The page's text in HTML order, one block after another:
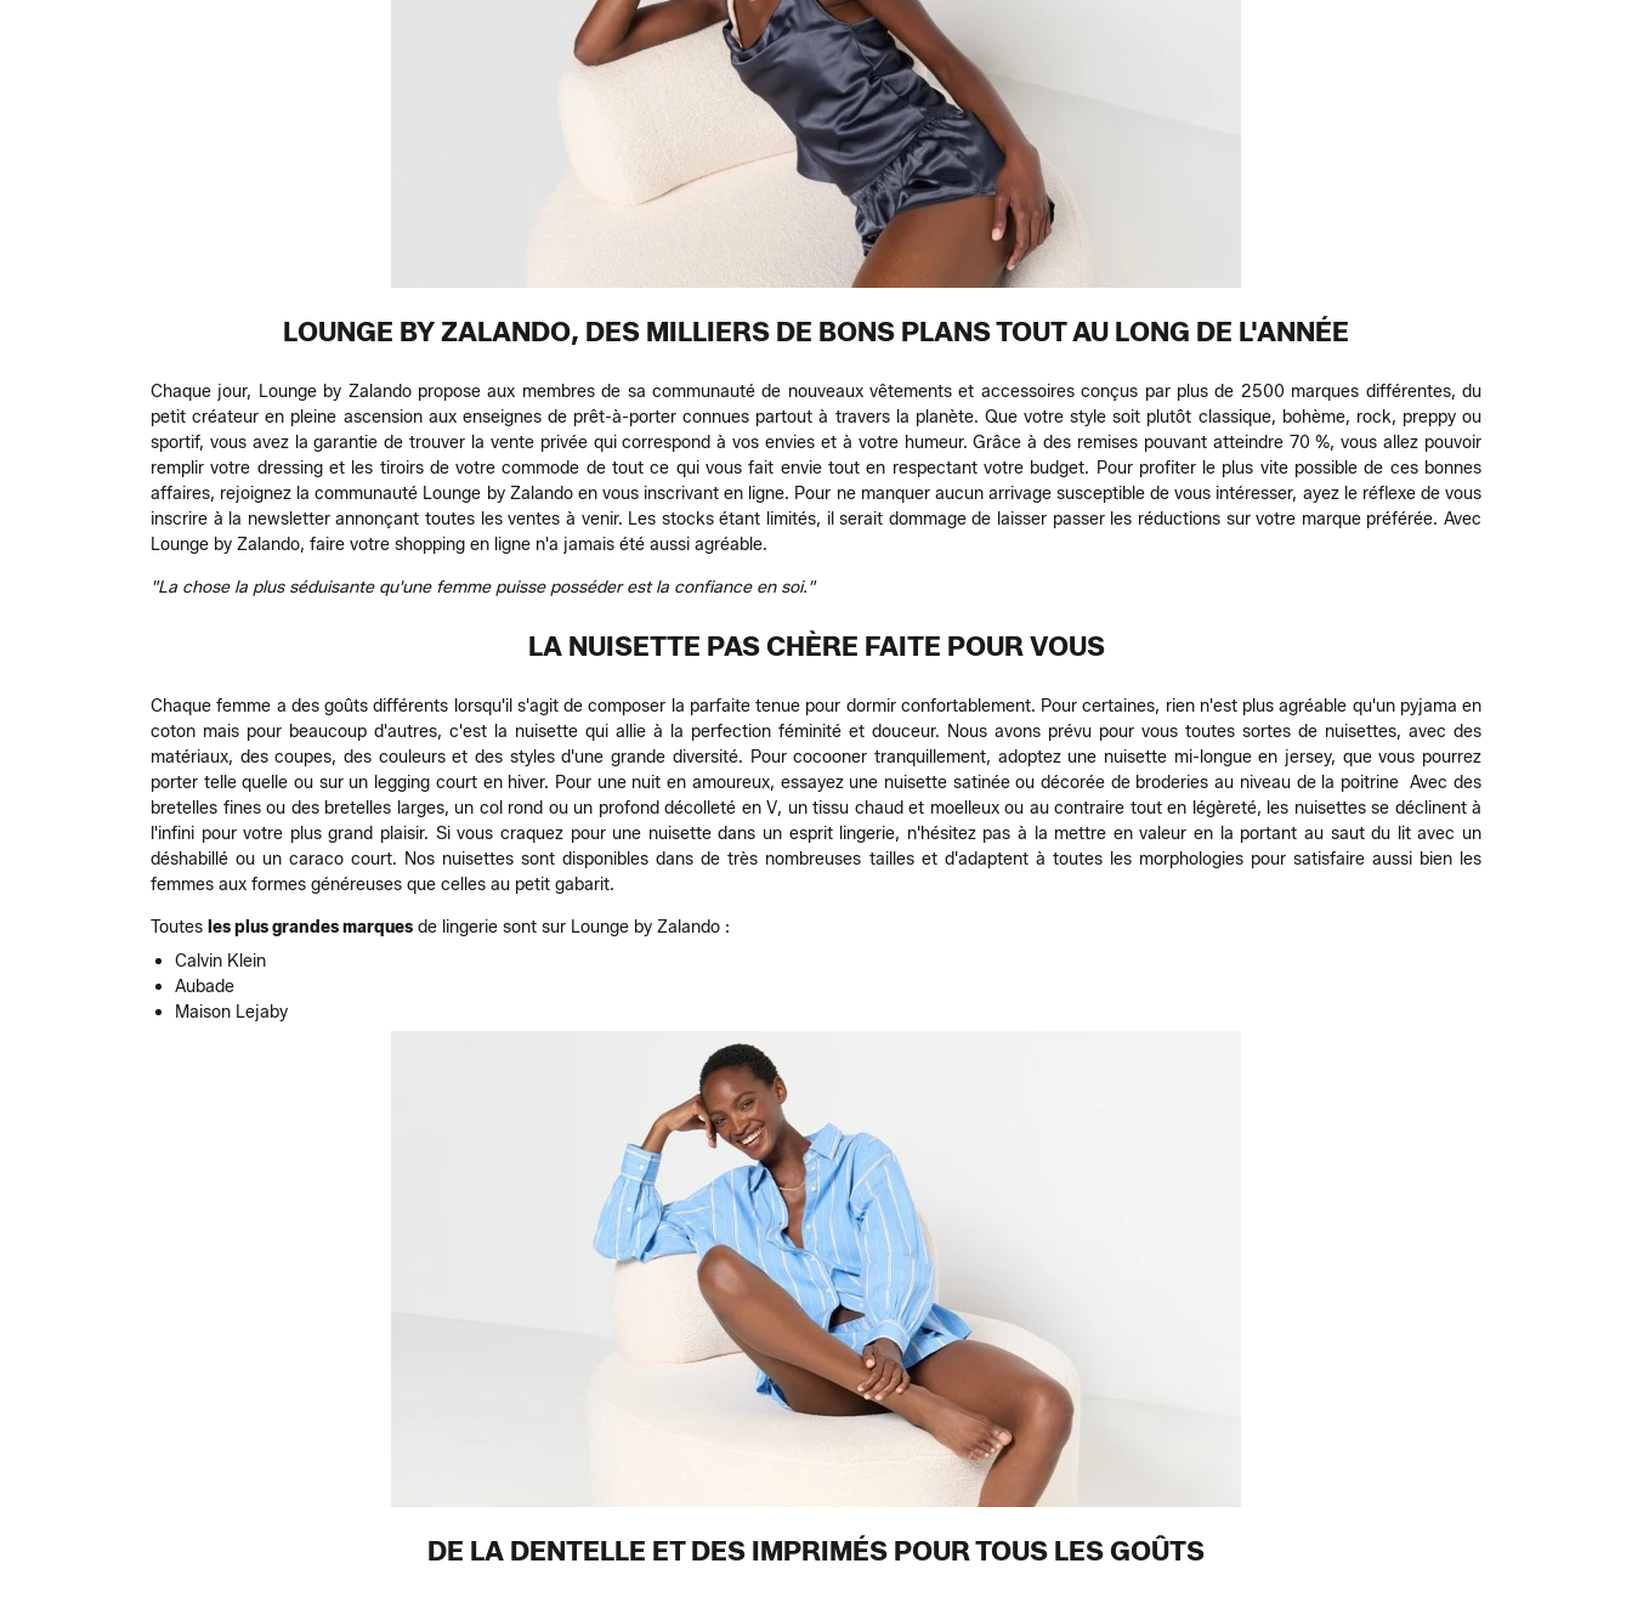
LOUNGE BY ZALANDO, DES MILLIERS DE BONS PLANS TOUT AU LONG DE L'ANNÉE
Chaque jour, Lounge by Zalando propose aux membres de sa communauté de nouveaux vêtements et accessoires conçus par plus de 2500 marques différentes, du
petit créateur en pleine ascension aux enseignes de prêt-à-porter connues partout à travers la planète. Que votre style soit plutôt classique, bohème, rock, preppy ou
sportif, vous avez la garantie de trouver la vente privée qui correspond à vos envies et à votre humeur. Grâce à des remises pouvant atteindre 70 %, vous allez pouvoir
remplir votre dressing et les tiroirs de votre commode de tout ce qui vous fait envie tout en respectant votre budget. Pour profiter le plus vite possible de ces bonnes
affaires, rejoignez la communauté Lounge by Zalando en vous inscrivant en ligne. Pour ne manquer aucun arrivage susceptible de vous intéresser, ayez le réflexe de vous
inscrire à la newsletter annonçant toutes les ventes à venir. Les stocks étant limités, il serait dommage de laisser passer les réductions sur votre marque préférée. Avec
Lounge by Zalando, faire votre shopping en ligne n'a jamais été aussi agréable.
"La chose la plus séduisante qu'une femme puisse posséder est la confiance en soi."
LA NUISETTE PAS CHÈRE FAITE POUR VOUS
Chaque femme a des goûts différents lorsqu'il s'agit de composer la parfaite tenue pour dormir confortablement. Pour certaines, rien n'est plus agréable qu'un pyjama en
coton mais pour beaucoup d'autres, c'est la nuisette qui allie à la perfection féminité et douceur. Nous avons prévu pour vous toutes sortes de nuisettes, avec des
matériaux, des coupes, des couleurs et des styles d'une grande diversité. Pour cocooner tranquillement, adoptez une nuisette mi-longue en jersey, que vous pourrez
porter telle quelle ou sur un legging court en hiver. Pour une nuit en amoureux, essayez une nuisette satinée ou décorée de broderies au niveau de la poitrine Avec des
bretelles fines ou des bretelles larges, un col rond ou un profond décolleté en V, un tissu chaud et moelleux ou au contraire tout en légèreté, les nuisettes se déclinent à
l'infini pour votre plus grand plaisir. Si vous craquez pour une nuisette dans un esprit lingerie, n'hésitez pas à la mettre en valeur en la portant au saut du lit avec un
déshabillé ou un caraco court. Nos nuisettes sont disponibles dans de très nombreuses tailles et d'adaptent à toutes les morphologies pour satisfaire aussi bien les
femmes aux formes généreuses que celles au petit gabarit.
Toutes les plus grandes marques de lingerie sont sur Lounge by Zalando :
Calvin Klein
Aubade
Maison Lejaby
DE LA DENTELLE ET DES IMPRIMÉS POUR TOUS LES GOÛTS